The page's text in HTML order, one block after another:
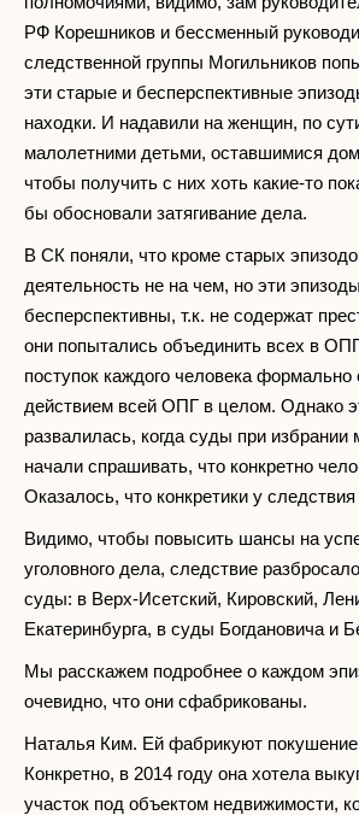
РФ Корешников и бессменный
следственной группы Могильников
эти старые и бесперспективные
находки. И надавили на женщин, по
малолетними детьми, оставшимися
чтобы получить с них хоть какие-то
бы обосновали затягивание дела.
В СК поняли, что кроме старых
деятельность не на чем, но эти эпизоды
бесперспективны, т.к. не содержат
они попытались объединить всех в
поступок каждого человека формально
действием всей ОПГ в целом. Однако
развалилась, когда суды при избрании
начали спрашивать, что конкретно
Оказалось, что конкретики у следствия
Видимо, чтобы повысить шансы на
уголовного дела, следствие
суды: в Верх-Исетский, Кировский,
Екатеринбурга, в суды Богдановича и
Мы расскажем подробнее о каждом
очевидно, что они сфабрикованы.
Наталья Ким. Ей фабрикуют покушение
Конкретно, в 2014 году она хотела
участок под объектом недвижимости,